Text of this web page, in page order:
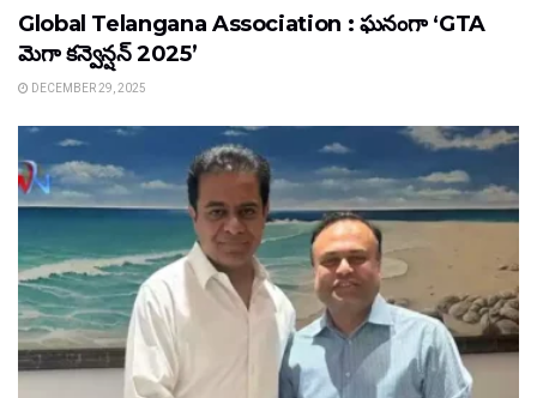
Global Telangana Association : ఘనంగా ‘GTA
మెగా కన్వెన్షన్ 2025’
DECEMBER 29, 2025